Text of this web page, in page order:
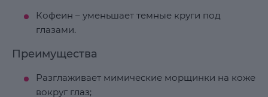
Кофеин – уменьшает темные круги под
глазами.
Преимущества
Разглаживает мимические морщинки на коже
вокруг глаз;